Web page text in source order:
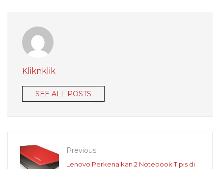
Kliknklik
SEE ALL POSTS
Previous
Lenovo Perkenalkan 2 Notebook Tipis di